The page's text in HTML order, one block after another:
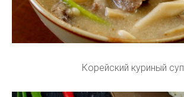
Корейский куриный суп